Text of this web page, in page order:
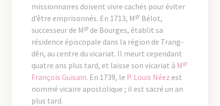
missionnaires doivent vivre cachés pour éviter
d’être emprisonnés. En 1713, M gr Bélot,
successeur de M gr de Bourges, établit sa
résidence épiscopale dans la région de Trang-
dên, au centre du vicariat. Il meurt cependant
quatre ans plus tard, et laisse son vicariat à M gr
François Guisain. En 1739, le P. Louis Néez est
nommé vicaire apostolique ; il est sacré un an
plus tard.